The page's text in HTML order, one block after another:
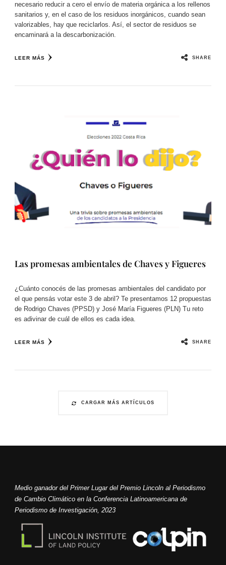
necesario reducir a cero el envío de materia orgánica a los rellenos
sanitarios y, en el caso de los residuos inorgánicos, cuando sean
valorizables, hay que reciclarlos. Así, el sector de residuos se
encaminará a la descarbonización.
LEER MÁS SHARE
Las promesas ambientales de Chaves y Figueres
¿Cuánto conocés de las promesas ambientales del candidato por
el que pensás votar este 3 de abril? Te presentamos 12 propuestas
de Rodrigo Chaves (PPSD) y José María Figueres (PLN) Tu reto
es adivinar de cuál de ellos es cada idea.
LEER MÁS SHARE
CARGAR MÁS ARTÍCULOS
Medio ganador del Primer Lugar del Premio Lincoln al Periodismo
de Cambio Climático en la Conferencia Latinoamericana de
Periodismo de Investigación, 2023